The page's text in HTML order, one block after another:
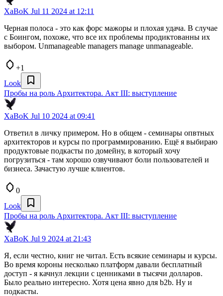
XaBoK Jul 11 2024 at 12:11
Черная полоса - это как форс мажоры и плохая удача. В случае
с Боингом, похоже, что все их проблемы продиктованны их
выбором. Unmanageable managers manage unmanageable.
+1
Look
Пробы на роль Архитектора. Акт III: выступление
XaBoK Jul 10 2024 at 09:41
Ответил в личку примером. Но в общем - семинары опвтных
архитекторов и курсы по программированию. Ещё я выбираю
продуктовые подкасты по домейну, в который хочу
погрузиться - там хорошо озвучивают боли пользователей и
бизнеса. Зачастую лучше клиентов.
0
Look
Пробы на роль Архитектора. Акт III: выступление
XaBoK Jul 9 2024 at 21:43
Я, если честно, книг не читал. Есть всякие семинары и курсы.
Во время короны несколько платформ давали бесплатный
доступ - я качнул лекции с ценниками в тысячи долларов.
Было реально интересно. Хотя цена явно для b2b. Ну и
подкасты.